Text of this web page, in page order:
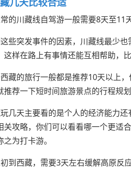
几天比较合适
的川藏线自驾游一般需要8天至11
些突发事件的因素，川藏线最少
这样在路上有事情还能互相帮助，比
藏的旅行一般都是推荐10天以上
推荐一下短时间旅游景点的行程规
几天主要看的是个人的经济能力
关攻略，你们可以看看哪一个更适
为打卡游。
到西藏，需要3天左右缓解高原反